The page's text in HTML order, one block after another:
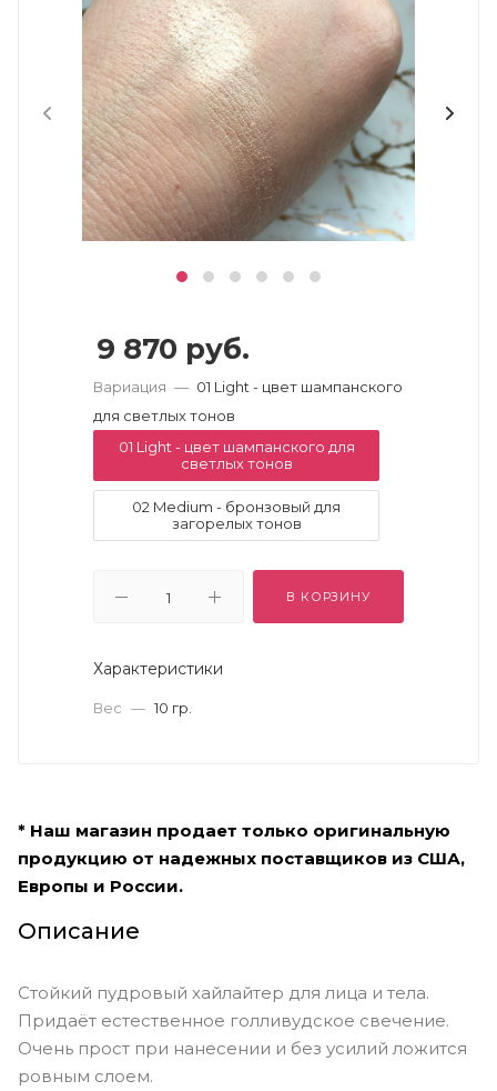
9 870 руб.
Вариация — 01 Light - цвет шампанского
для светлых тонов
01 Light - цвет шампанского для
светлых тонов
02 Medium - бронзовый для
загорелых тонов
В КОРЗИНУ
Характеристики
Вес — 10 гр.
* Наш магазин продает только оригинальную
продукцию от надежных поставщиков из США,
Европы и России.
Описание
Стойкий пудровый хайлайтер для лица и тела.
Придаёт естественное голливудское свечение.
Очень прост при нанесении и без усилий ложится
ровным слоем.